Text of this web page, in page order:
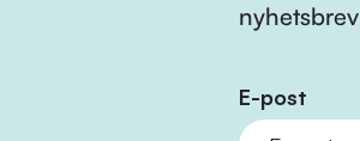
nyhetsbrev
E-post